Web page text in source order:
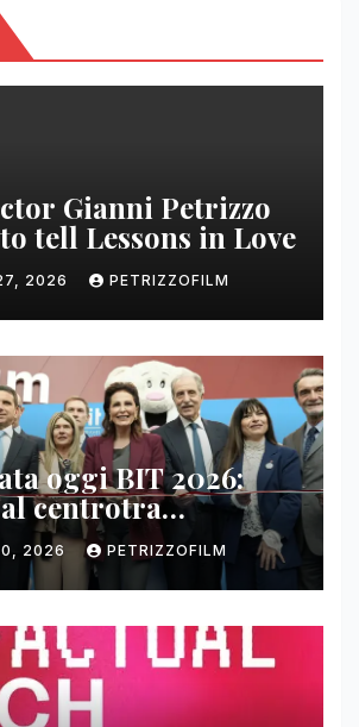
Gianni Petrizzo
tell Lessons in Love
2026 PETRIZZOFILM
oggi BIT 2026:
centrotra
relazioni e business
2026 PETRIZZOFILM